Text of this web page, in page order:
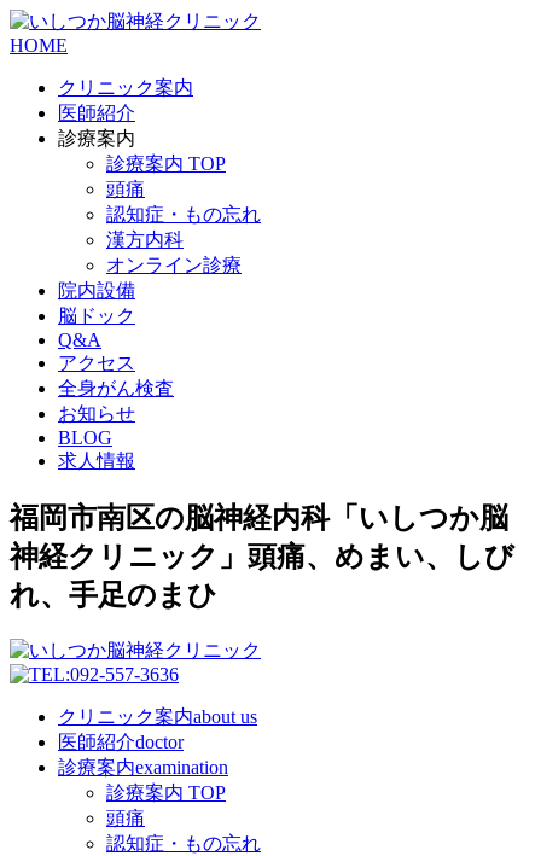
HOME
クリニック案内
医師紹介
診療案内
診療案内 TOP
頭痛
認知症・もの忘れ
漢方内科
オンライン診療
院内設備
脳ドック
Q&A
アクセス
全身がん検査
お知らせ
BLOG
求人情報
福岡市南区の脳神経内科「いしつか脳
神経クリニック」頭痛、めまい、しび
れ、手足のまひ
クリニック案内about us
医師紹介doctor
診療案内examination
診療案内 TOP
頭痛
認知症・もの忘れ